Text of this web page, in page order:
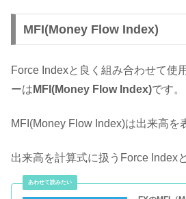
MFI(Money Flow Index)
Force Indexと良く組み合わせて使
ーは MFI(Money Flow Index)です。
MFI(Money Flow Index)は出来高を
出来高を計算式に扱うForce Index